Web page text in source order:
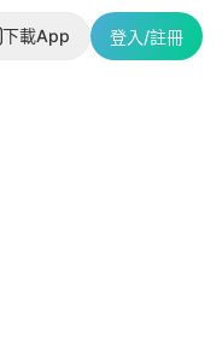
下載App 登入/註冊